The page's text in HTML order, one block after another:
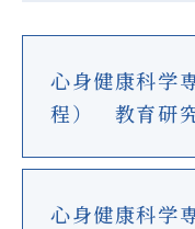
資料請求・ダウ
お問い合わせ
お知らせ
サイトポリシー
心身健康科学
程） 教育研
心身健康科学